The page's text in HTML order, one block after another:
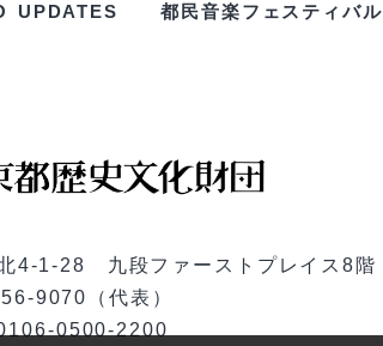
UPDATES 都民音楽フェスティバル
4-1-28 九段ファーストプレイス8階
9070（代表）
0500-2200